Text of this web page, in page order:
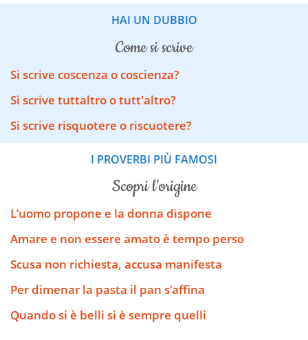
HAI UN DUBBIO
come si scrive
Si scrive coscenza o coscienza?
Si scrive tuttaltro o tutt'altro?
Si scrive risquotere o riscuotere?
I PROVERBI PIÙ FAMOSI
scopri l’origine
L’uomo propone e la donna dispone
Amare e non essere amato è tempo perso
Scusa non richiesta, accusa manifesta
Per dimenar la pasta il pan s’affina
Quando si è belli si è sempre quelli